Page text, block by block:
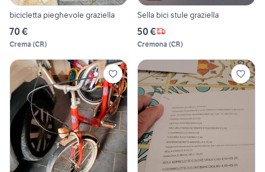
bicicletta pieghevole graziella
70 €
Crema (CR)
Sella bici stule graziella
50 €
Cremona (CR)